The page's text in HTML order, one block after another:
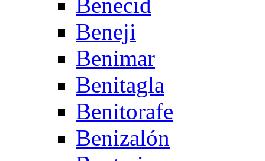
Beneji
Benimar
Benitagla
Benitorafe
Benizalón